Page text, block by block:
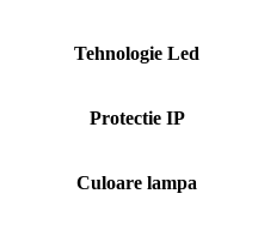
Tehnologie Led
Protectie IP
Culoare lampa